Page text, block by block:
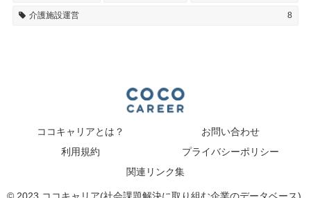
介護施設運営 8
ココキャリアとは？
お問い合わせ
利用規約
プライバシーポリシー
関連リンク集